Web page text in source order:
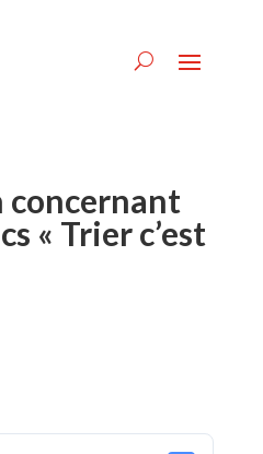
« Trier c’est